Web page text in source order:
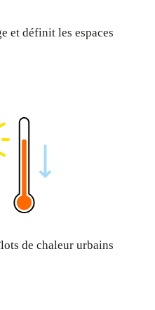
et définit les espaces
de chaleur urbains